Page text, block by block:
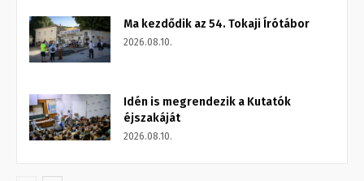
Ma kezdődik az 54. Tokaji Írótábor
2026.08.10.
Idén is megrendezik a Kutatók
éjszakáját
2026.08.10.